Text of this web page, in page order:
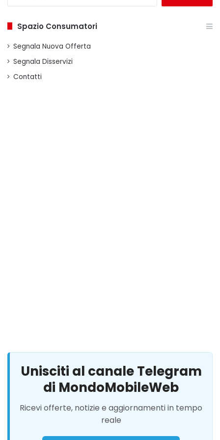
Spazio Consumatori
Segnala Nuova Offerta
Segnala Disservizi
Contatti
Unisciti al canale Telegram
di MondoMobileWeb
Ricevi offerte, notizie e aggiornamenti in tempo
reale